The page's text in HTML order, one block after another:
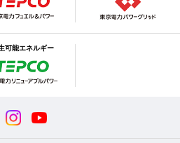
可能エネルギー